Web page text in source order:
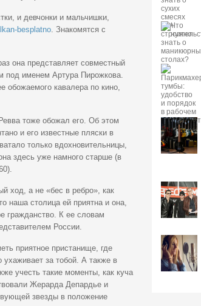
и девчонки и мальчишки,
besplatno. Знакомятся с
она представляет совместный
под именем Артура Пирожкова.
обожаемого кавалера по кино,
тоже обожал его. Об этом
и его известные пляски в
только вдохновительницы,
здесь уже намного старше (в
ход, а не «бес в ребро», как
наша столица ей приятна и она,
гражданство. К ее словам
России.
приятное пристанище, где
за тобой. А также в
учесть такие моменты, как куча
Жерарда Депардье и
звезды в положение